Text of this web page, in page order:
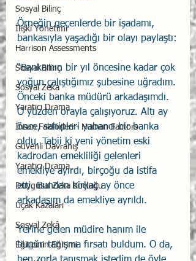
Sosyal Bilinç
İlişki Yönetimi
Harrison Assessments
Sosyal Bilinç
Sosyal Zeka
Yaratıcı Drama
İnsan Faktörleri - Human Factors
Güvenli Davranış
Yaratıcı Drama
Duygusal Zeka Koçluğu
Uçak Kazaları
Sosyal Zekâ
Eğiticinin Eğitimi
Örneğin geçenlerde bir işadamı,
bankasıyla yaşadığı bir olayı paylaştı:
“Bankamın bir yıl öncesine kadar çok
yoğun çalıştığımız şubesine uğradım.
Önceki banka müdürü arkadaşımdı.
O yüzden orayla çalışıyoruz. Altı ay
önce, sahipleri yabancı bir banka
oldu. Tabii ki yeni yönetim eski
kadrodan emekliliği gelenleri
emekliye ayırdı, birçoğu da istifa
etti. Bundan birkaç ay önce
arkadaşım da emekliye ayrıldı.
Yerine gelen müdire hanım ile
bugün tanışma fırsatı buldum. O da,